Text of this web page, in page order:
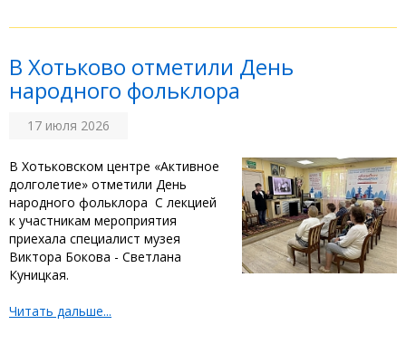
‎В Хотьково отметили День
народного фольклора
17 июля 2026
‎В Хотьковском центре «Активное
долголетие» отметили День
народного фольклора ‎ ‎С лекцией
к участникам мероприятия
приехала специалист музея
Виктора Бокова - Светлана
Куницкая. ‎ ‎
Читать дальше...